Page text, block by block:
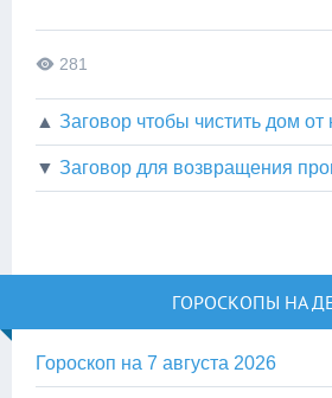
281
▲ Заговор чтобы чистить дом от
▼ Заговор для возвращения
ГОРОСКОПЫ НА
Гороскоп на 7 августа 2026